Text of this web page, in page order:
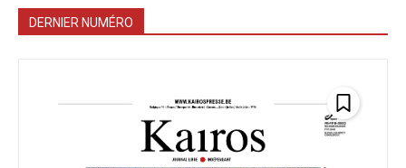
DERNIER NUMÉRO